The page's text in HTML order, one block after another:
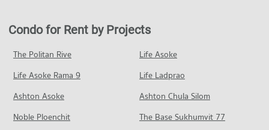
Condo Tesco Lotus Phra Nakhon Si Ayutthaya
8 properties for rent
Condo for Sale Tesco Lotus Phra Nakhon Si Ayutthaya
5 properties for sale
8 properties for rent
Condo for Sale in Phra Nakhon Sri Ayutthaya Phra Nakhon Sri
Ayutthaya
3 properties for sale
Condo Hi-tech Industrial Estate
Condo for Rent near Rajthanee Hospital
8 properties for rent
Condo for Sale near Rajthanee Hospital
5 properties for sale
Condo for Rent by Projects
The Politan Rive
Life Asoke
Life Asoke Rama 9
Life Ladprao
Ashton Asoke
Ashton Chula Silom
Noble Ploenchit
The Base Sukhumvit 77